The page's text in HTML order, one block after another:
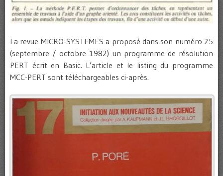
La revue MICRO-SYSTEMES a proposé dans son numéro 25
(septembre / octobre 1982) un programme de résolution
PERT écrit en Basic. L’article et le listing du programme
MCC-PERT sont téléchargeables ci-après.